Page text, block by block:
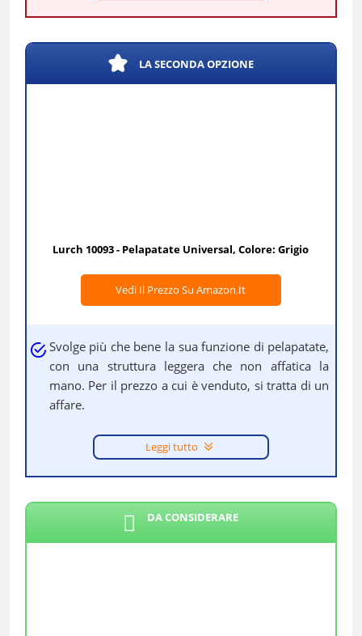
LA SECONDA OPZIONE
Lurch 10093 - Pelapatate Universal, Colore: Grigio
Vedi Il Prezzo Su Amazon.it
Svolge più che bene la sua funzione di pelapatate,
con una struttura leggera che non affatica la
mano. Per il prezzo a cui è venduto, si tratta di un
affare.
Leggi tutto
DA CONSIDERARE